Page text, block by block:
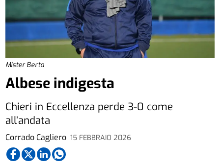
Mister Berta
Corrado Cagliero 15 FEBBRAIO 2026
Albese indigesta
Chieri in Eccellenza perde 3-0 come
all’andata